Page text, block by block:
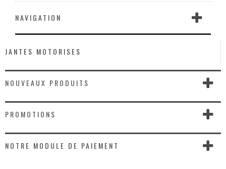
NAVIGATION
JANTES MOTORISES
NOUVEAUX PRODUITS
PROMOTIONS
NOTRE MODULE DE PAIEMENT